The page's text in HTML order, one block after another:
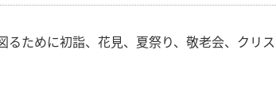
るために初詣、花見、夏祭り、敬老会、クリ